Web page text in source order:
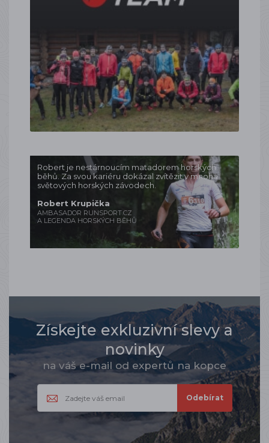
Robert je nestárnoucím matadorem horských
běhů. Za svou kariéru dokázal zvítězit v mnoha
světových horských závodech.
Robert Krupička
AMBASADOR RUNSPORT.CZ
A LEGENDA HORSKÝCH BĚHŮ
Získejte exkluzivní slevy a
novinky
na váš e-mail od expertů na kopce